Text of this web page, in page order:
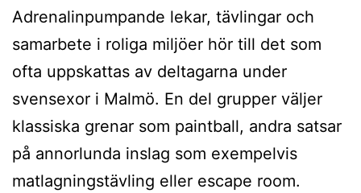
Adrenalinpumpande lekar, tävlingar och
samarbete i roliga miljöer hör till det som
ofta uppskattas av deltagarna under
svensexor i Malmö. En del grupper väljer
klassiska grenar som paintball, andra satsar
på annorlunda inslag som exempelvis
matlagningstävling eller escape room.